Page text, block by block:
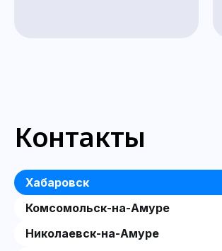
Контакты
Хабаровск
Комсомольск-на-Амуре
Николаевск-на-Амуре